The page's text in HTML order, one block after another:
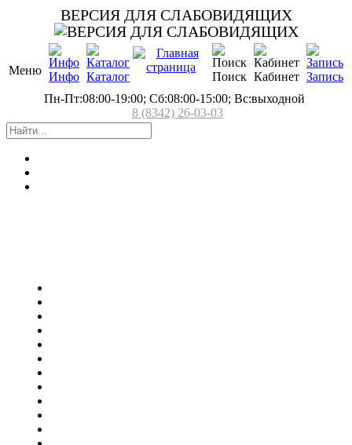
ВЕРСИЯ ДЛЯ СЛАБОВИДЯЩИХ
Меню Инфо Каталог Поиск Кабинет Запись
Пн-Пт:08:00-19:00; Сб:08:00-15:00; Вс:выходной
8 (8342) 26-03-03